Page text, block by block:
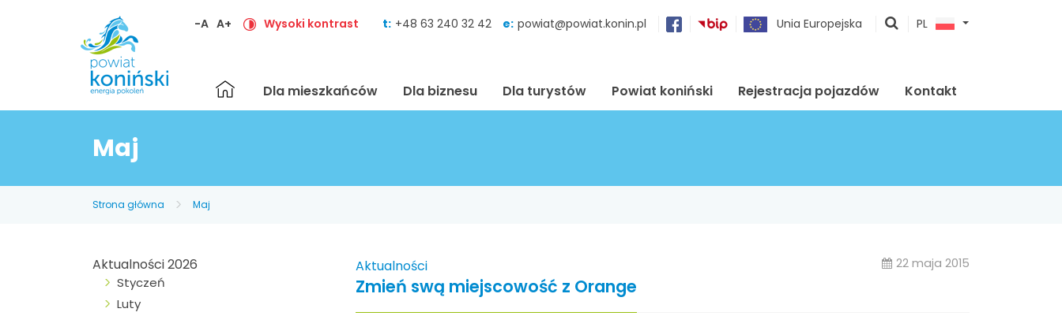
-A A+ Wysoki kontrast t: +48 63 240 32 42 e: powiat@powiat.konin.pl Unia Europejska
pokaż
PL
Strona
główna
Dla mieszkańców Dla biznesu Dla turystów Powiat koniński Rejestracja pojazdów Kontakt
Maj
Strona główna Maj
Aktualności 2026
Styczeń
Luty
Aktualności 22 maja 2015
Zmień swą miejscowość z Orange